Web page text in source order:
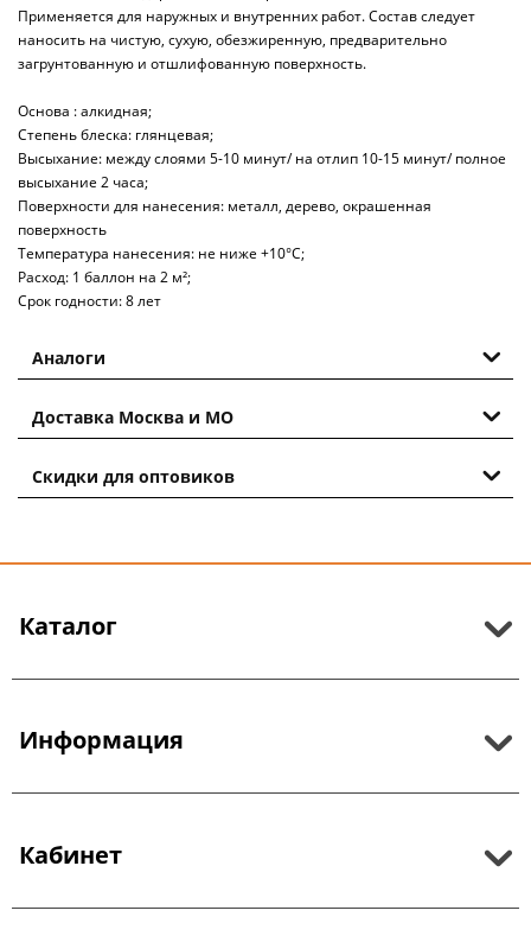
Применяется для наружных и внутренних работ. Состав следует
наносить на чистую, сухую, обезжиренную, предварительно
загрунтованную и отшлифованную поверхность.
Основа : алкидная;
Степень блеска: глянцевая;
Высыхание: между слоями 5-10 минут/ на отлип 10-15 минут/ полное
высыхание 2 часа;
Поверхности для нанесения: металл, дерево, окрашенная
поверхность
Температура нанесения: не ниже +10°С;
Расход: 1 баллон на 2 м²;
Срок годности: 8 лет
Аналоги
Доставка Москва и МО
Скидки для оптовиков
Каталог
Информация
Кабинет